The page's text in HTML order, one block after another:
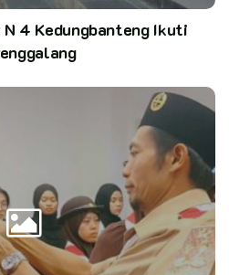
Kubaktikan
SK Berakhir
N 4 Kedungbanteng Ikuti